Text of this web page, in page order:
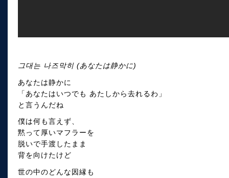
그대는 나즈막히 (あなたは静かに)
あなたは静かに
「あなたはいつでも あたしから去れるわ」
と言うんだね
僕は何も言えず、
黙って厚いマフラーを
脱いで手渡したまま
背を向けたけど
世の中のどんな因縁も